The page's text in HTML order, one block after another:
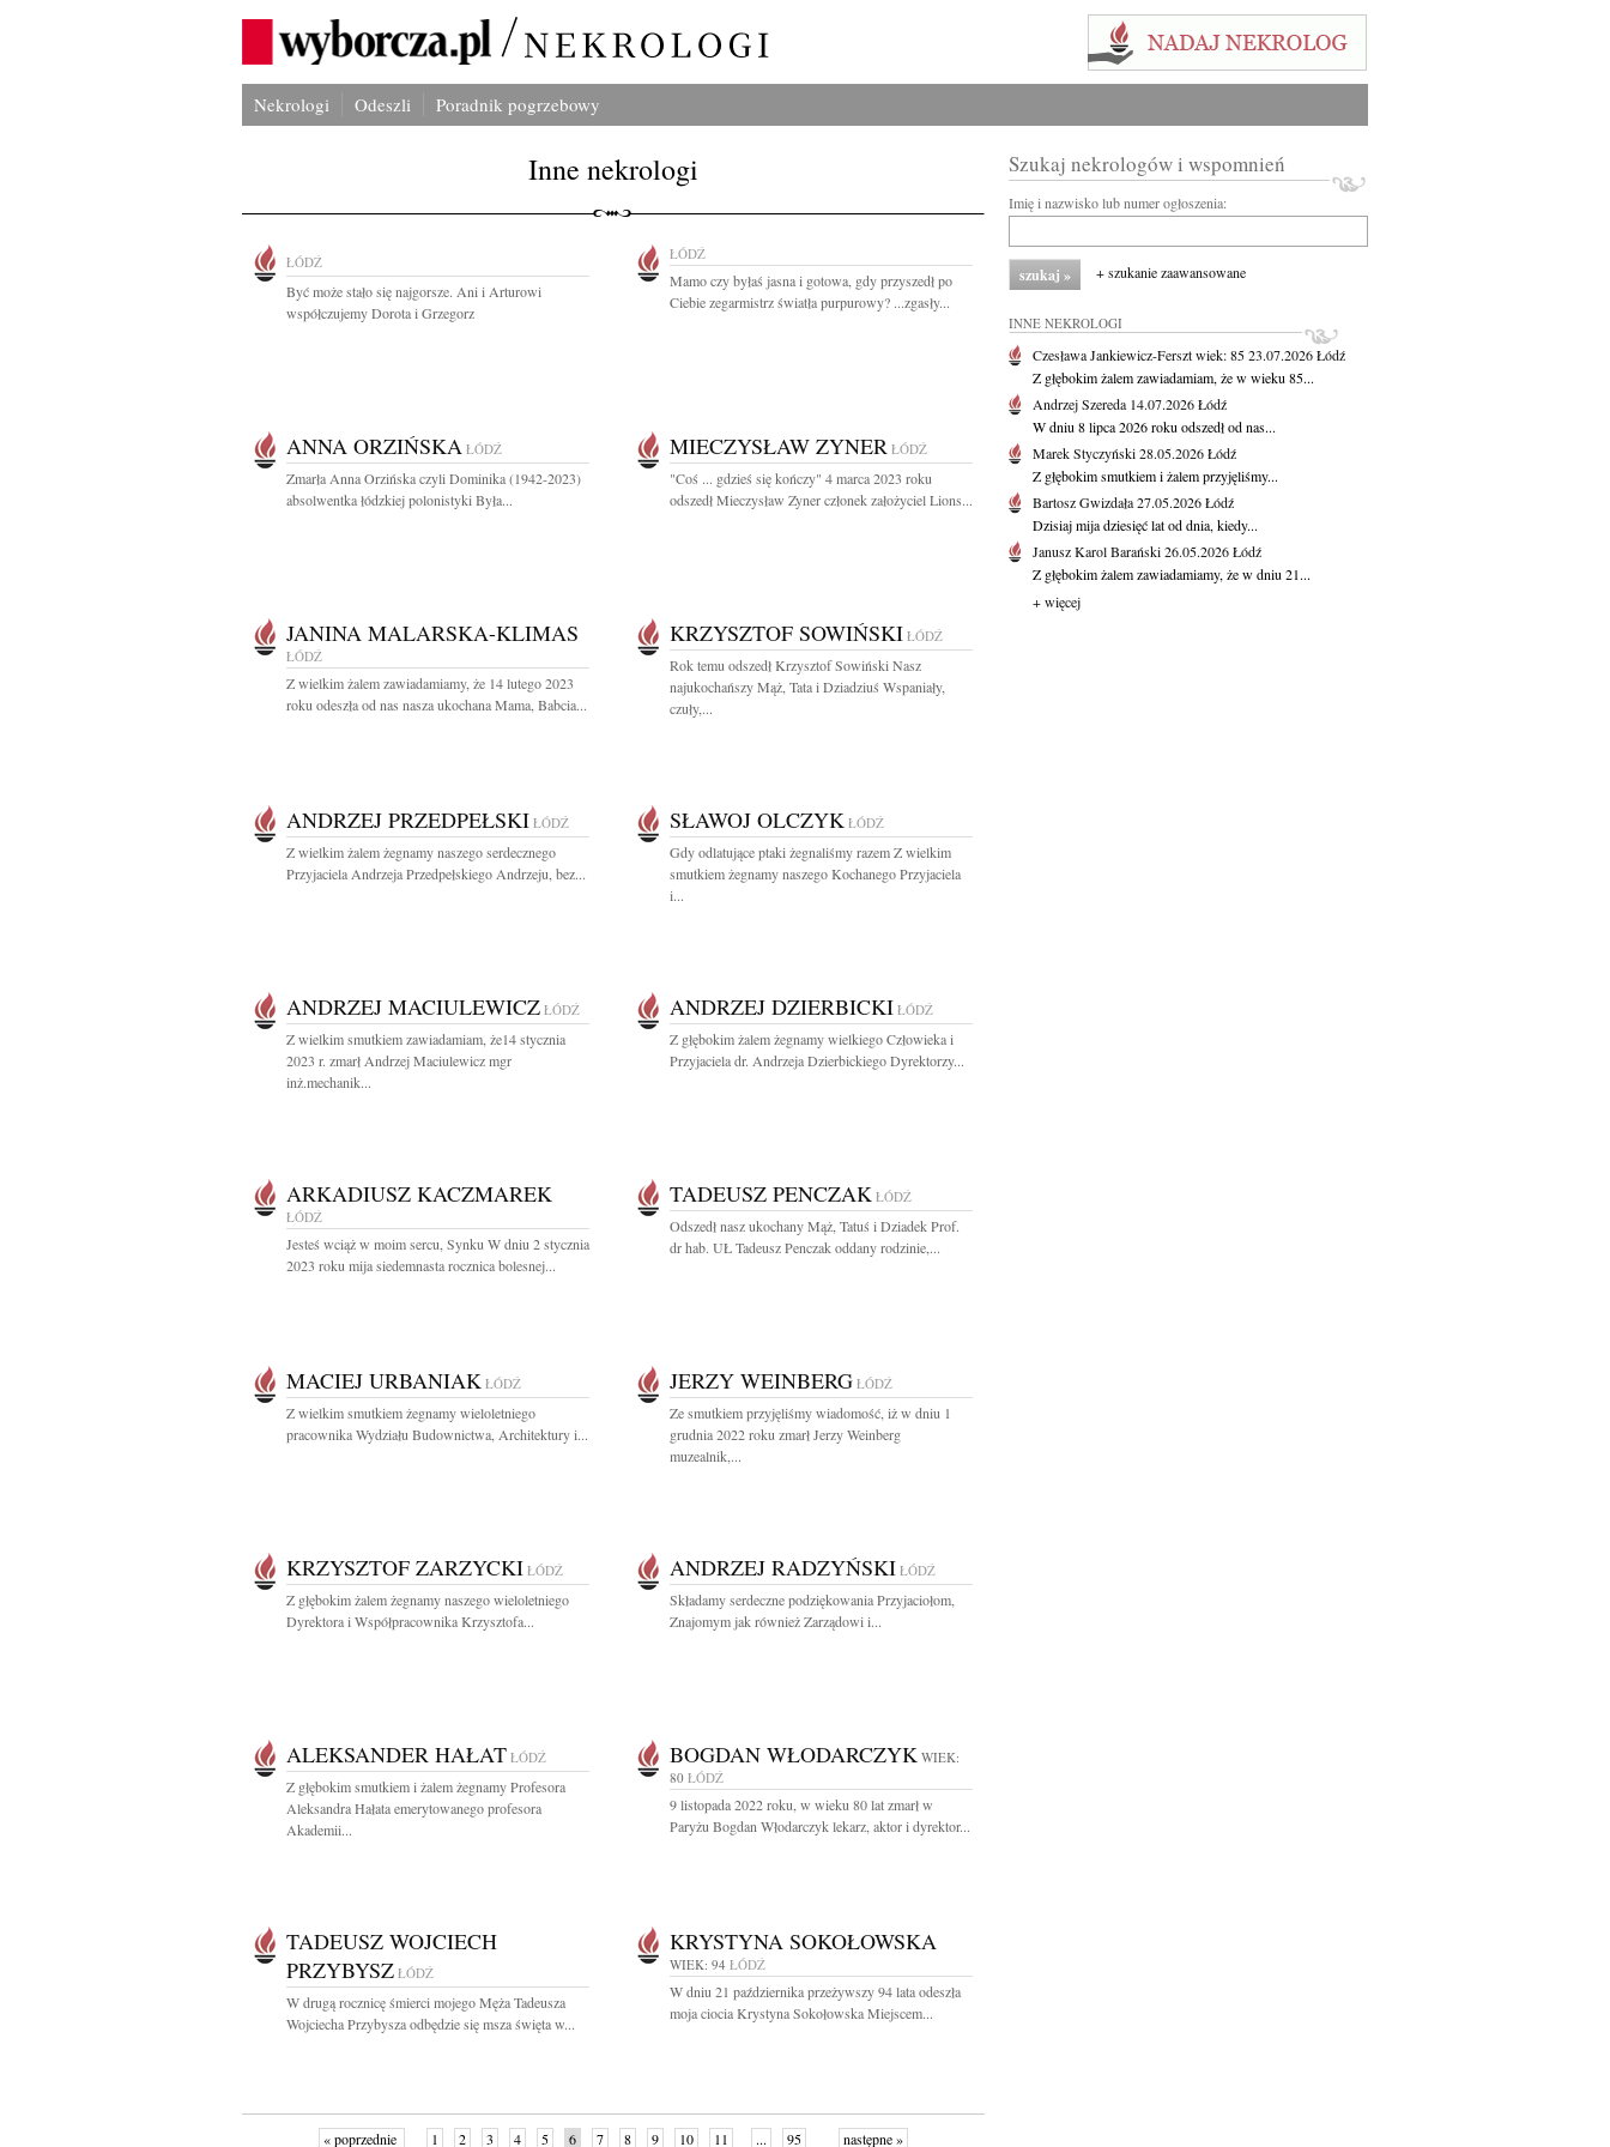
Nekrologi Odeszli Poradnik pogrzebowy
Inne nekrologi
ŁÓDŹ
Być może stało się najgorsze. Ani i Arturowi
współczujemy Dorota i Grzegorz
ŁÓDŹ
Mamo czy byłaś jasna i gotowa, gdy przyszedł po
Ciebie zegarmistrz światła purpurowy? ...zgasły...
ANNA ORZIŃSKA ŁÓDŹ
Zmarła Anna Orzińska czyli Dominika (1942-2023)
absolwentka łódzkiej polonistyki Była...
MIECZYSŁAW ZYNER ŁÓDŹ
"Coś ... gdzieś się kończy" 4 marca 2023 roku
odszedł Mieczysław Zyner członek założyciel Lions...
JANINA MALARSKA-KLIMAS
ŁÓDŹ
Z wielkim żalem zawiadamiamy, że 14 lutego 2023
roku odeszła od nas nasza ukochana Mama, Babcia...
KRZYSZTOF SOWIŃSKI ŁÓDŹ
Rok temu odszedł Krzysztof Sowiński Nasz
najukochańszy Mąż, Tata i Dziadziuś Wspaniały,
czuły,...
ANDRZEJ PRZEDPEŁSKI ŁÓDŹ
Z wielkim żalem żegnamy naszego serdecznego
Przyjaciela Andrzeja Przedpełskiego Andrzeju, bez...
SŁAWOJ OLCZYK ŁÓDŹ
Gdy odlatujące ptaki żegnaliśmy razem Z wielkim
smutkiem żegnamy naszego Kochanego Przyjaciela
i...
ANDRZEJ MACIULEWICZ ŁÓDŹ
Z wielkim smutkiem zawiadamiam, że14 stycznia
2023 r. zmarł Andrzej Maciulewicz mgr
inż.mechanik...
ANDRZEJ DZIERBICKI ŁÓDŹ
Z głębokim żalem żegnamy wielkiego Człowieka i
Przyjaciela dr. Andrzeja Dzierbickiego Dyrektorzy...
ARKADIUSZ KACZMAREK
ŁÓDŹ
Jesteś wciąż w moim sercu, Synku W dniu 2 stycznia
2023 roku mija siedemnasta rocznica bolesnej...
TADEUSZ PENCZAK ŁÓDŹ
Odszedł nasz ukochany Mąż, Tatuś i Dziadek Prof.
dr hab. UŁ Tadeusz Penczak oddany rodzinie,...
MACIEJ URBANIAK ŁÓDŹ
Z wielkim smutkiem żegnamy wieloletniego
pracownika Wydziału Budownictwa, Architektury i...
JERZY WEINBERG ŁÓDŹ
Ze smutkiem przyjęliśmy wiadomość, iż w dniu 1
grudnia 2022 roku zmarł Jerzy Weinberg
muzealnik,...
KRZYSZTOF ZARZYCKI ŁÓDŹ
Z głębokim żalem żegnamy naszego wieloletniego
Dyrektora i Współpracownika Krzysztofa...
ANDRZEJ RADZYŃSKI ŁÓDŹ
Składamy serdeczne podziękowania Przyjaciołom,
Znajomym jak również Zarządowi i...
ALEKSANDER HAŁAT ŁÓDŹ
Z głębokim smutkiem i żalem żegnamy Profesora
Aleksandra Hałata emerytowanego profesora
Akademii...
BOGDAN WŁODARCZYK WIEK:
80 ŁÓDŹ
9 listopada 2022 roku, w wieku 80 lat zmarł w
Paryżu Bogdan Włodarczyk lekarz, aktor i dyrektor...
TADEUSZ WOJCIECH
PRZYBYSZ ŁÓDŹ
W drugą rocznicę śmierci mojego Męża Tadeusza
Wojciecha Przybysza odbędzie się msza święta w...
KRYSTYNA SOKOŁOWSKA
WIEK: 94 ŁÓDŹ
W dniu 21 października przeżywszy 94 lata odeszła
moja ciocia Krystyna Sokołowska Miejscem...
« poprzednie 1 2 3 4 5 6 7 8 9 10 11 ... 95 następne »
Szukaj nekrologów i wspomnień
Imię i nazwisko lub numer ogłoszenia:
+ szukanie zaawansowane
INNE NEKROLOGI
Czesława Jankiewicz-Fersztwiek: 8523.07.2026Łódź
Z głębokim żalem zawiadamiam, że w wieku 85...
Andrzej Szereda 14.07.2026Łódź
W dniu 8 lipca 2026 roku odszedł od nas...
Marek Styczyński28.05.2026Łódź
Z głębokim smutkiem i żalem przyjęliśmy...
Bartosz Gwizdała27.05.2026Łódź
Dzisiaj mija dziesięć lat od dnia, kiedy...
Janusz Karol Barański26.05.2026Łódź
Z głębokim żalem zawiadamiamy, że w dniu 21...
+ więcej